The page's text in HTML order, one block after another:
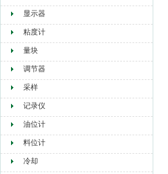
显示器
粘度计
量块
调节器
采样
记录仪
油位计
料位计
冷却